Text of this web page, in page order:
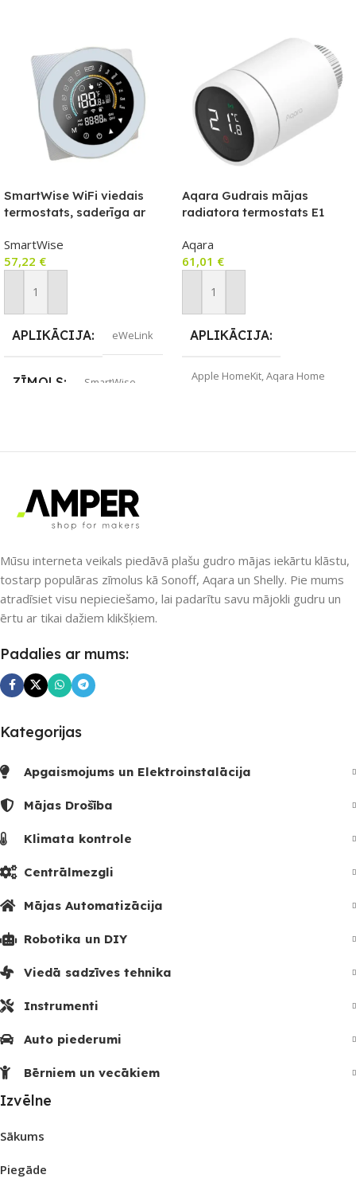
SmartWise WiFi viedais
termostats, saderīga ar
tips (5A), balts priekšējais
panelis, krāsains
SmartWise
57,22 €
Pievienot Grozam
APLIKĀCIJA eWeLink
ZĪMOLS SmartWise
UZREIZ PIEEJAMAIS
2
Aqara Gudrais mājas
radiatora termostats E1
Aqara
61,01 €
Pievienot Grozam
APLIKĀCIJA
Apple HomeKit,Aqara Home
Nē
UZREIZ PIEEJAMAIS
Mūsu interneta veikals piedāvā plašu gudro mājas iekārtu klāstu,
tostarp populāras zīmolus kā Sonoff, Aqara un Shelly. Pie mums
atradīsiet visu nepieciešamo, lai padarītu savu mājokli gudru un
ērtu ar tikai dažiem klikšķiem.
Padalies ar mums:
Kategorijas
Apgaismojums un Elektroinstalācija
Mājas Drošība
Klimata kontrole
Centrālmezgli
Mājas Automatizācija
Robotika un DIY
Viedā sadzīves tehnika
Instrumenti
Auto piederumi
Bērniem un vecākiem
Izvēlne
Sākums
Piegāde